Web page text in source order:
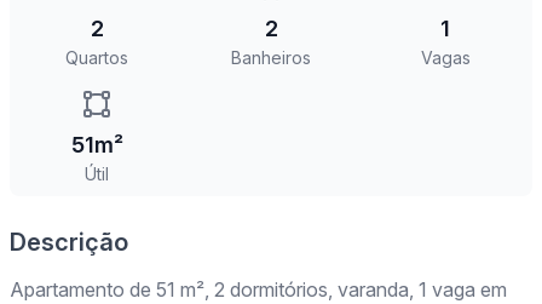
2
Quartos
2
Banheiros
1
Vagas
51m²
Útil
Descrição
Apartamento de 51 m², 2 dormitórios, varanda, 1 vaga em